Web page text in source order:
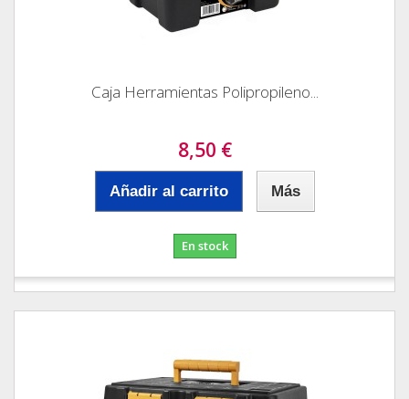
Caja Herramientas Polipropileno...
8,50 €
Añadir al carrito Más
En stock